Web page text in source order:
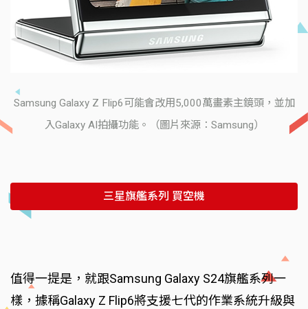
Samsung Galaxy Z Flip6可能會改用5,000萬畫素主鏡頭，並加
入Galaxy AI拍攝功能。（圖片來源：Samsung）
三星旗艦系列 買空機
值得一提是，就跟Samsung Galaxy S24旗艦系列一
樣，據稱Galaxy Z Flip6將支援七代的作業系統升級與